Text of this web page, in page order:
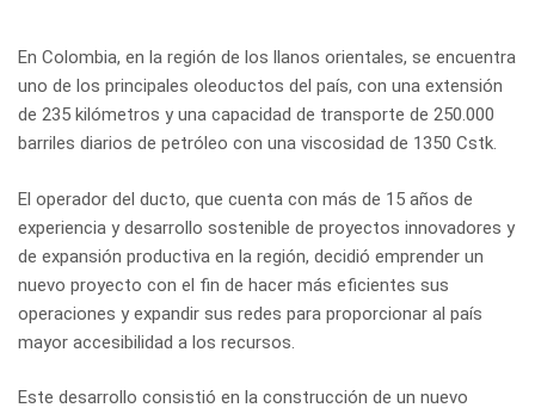
En Colombia, en la región de los llanos orientales, se encuentra
uno de los principales oleoductos del país, con una extensión
de 235 kilómetros y una capacidad de transporte de 250.000
barriles diarios de petróleo con una viscosidad de 1350 Cstk.
El operador del ducto, que cuenta con más de 15 años de
experiencia y desarrollo sostenible de proyectos innovadores y
de expansión productiva en la región, decidió emprender un
nuevo proyecto con el fin de hacer más eficientes sus
operaciones y expandir sus redes para proporcionar al país
mayor accesibilidad a los recursos.
Este desarrollo consistió en la construcción de un nuevo